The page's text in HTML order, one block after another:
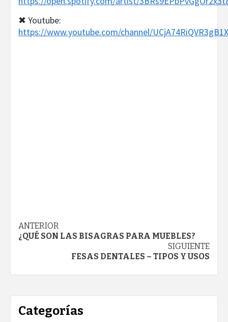
✖ Youtube:
https://www.youtube.com/channel/
Navegación
ANTERIOR
¿QUÉ SON LAS BISAGRAS PARA MUEBLES?
SIGUIENTE
FESAS DENTALES – TIPOS Y USOS
Categorías